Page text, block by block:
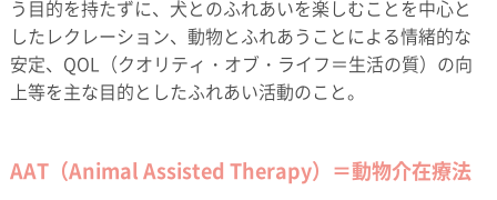
う目的を持たずに、犬とのふれあいを楽しむことを中心と
したレクレーション、動物とふれあうことによる情緒的な
安定、QOL（クオリティ・オブ・ライフ＝生活の質）の向
上等を主な目的としたふれあい活動のこと。
AAT（Animal Assisted Therapy）＝動物介在療法